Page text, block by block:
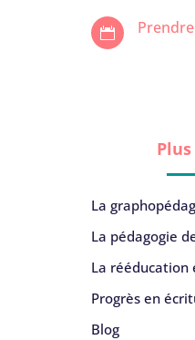

La
La pédagogie
La rééducation
Progrès en
Blog